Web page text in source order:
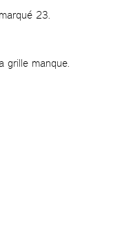
23.
grille manque.